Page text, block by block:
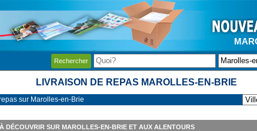
Rechercher
LIVRAISON DE REPAS MAROLLES-EN-BRIE
sur Marolles-en-Brie
DÉCOUVRIR SUR MAROLLES-EN-BRIE ET AUX ALENTOURS